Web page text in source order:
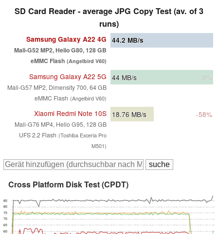
SD Card Reader - average JPG Copy Test (av. of 3
runs)
Samsung Galaxy A22 4G
Mali-G52 MP2, Helio G80, 128 GB
eMMC Flash (Angelbird V60)
44.2 MB/s
Samsung Galaxy A22 5G
Mali-G57 MP2, Dimensity 700, 64 GB
eMMC Flash (Angelbird V60)
44 MB/s 0%
Xiaomi Redmi Note 10S
Mali-G76 MP4, Helio G95, 128 GB
UFS 2.2 Flash (Toshiba Exceria Pro
M501)
18.76 MB/s -58%
Cross Platform Disk Test (CPDT)
60
65
70
75
80
85